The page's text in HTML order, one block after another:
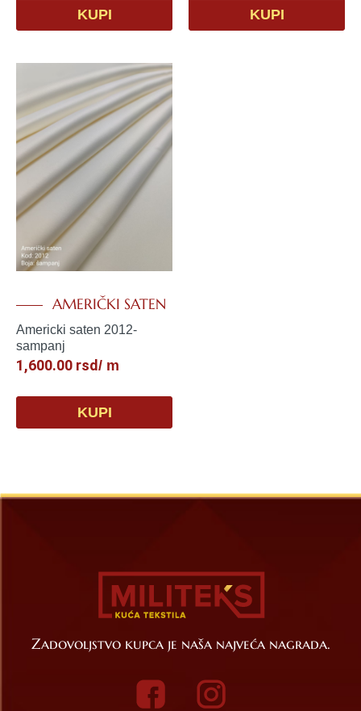
KUPI KUPI
AMERIČKI SATEN
Americki saten 2012-
sampanj
1,600.00 rsd / m
KUPI
Zadovoljstvo kupca je naša najveća nagrada.